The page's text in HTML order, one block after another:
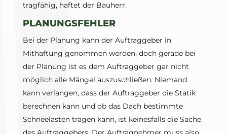
tragfähig, haftet der Bauherr.
PLANUNGSFEHLER
Bei der Planung kann der Auftraggeber in
Mithaftung genommen werden, doch gerade bei
der Planung ist es dem Auftraggeber gar nicht
möglich alle Mängel auszuschließen. Niemand
kann verlangen, dass der Auftraggeber die Statik
berechnen kann und ob das Dach bestimmte
Schneelasten tragen kann, ist keinesfalls die Sache